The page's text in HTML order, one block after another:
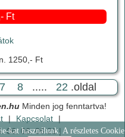
Ft
1250,- Ft
7 8 ..... 22 .oldal
kat használunk. A részletes Cookie
Minden jog fenntartva!
| Kapcsolat
|
06. 06. 06:21 |